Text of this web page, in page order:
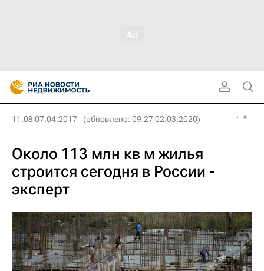
11:08 07.04.2017 (обновлено: 09:27 02.03.2020)
Около 113 млн кв м жилья
строится сегодня в России -
эксперт